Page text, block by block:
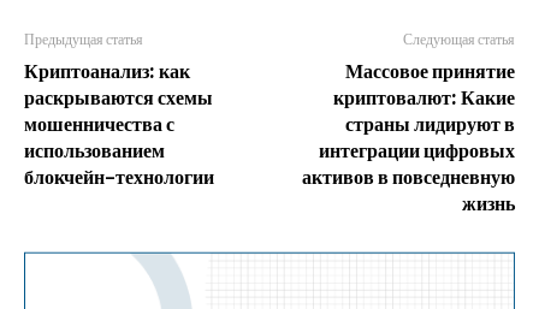
Предыдущая статья
Криптоанализ: как
раскрываются схемы
мошенничества с
использованием
блокчейн-технологии
Следующая статья
Массовое принятие
криптовалют: Какие
страны лидируют в
интеграции цифровых
активов в повседневную
жизнь